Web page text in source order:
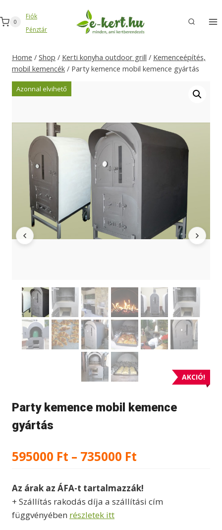
to
content
0
Fiók
Pénztár
Home / Shop / Kerti konyha outdoor grill / Kemenceépítés,
mobil kemencék / Party kemence mobil kemence gyártás
AKCIÓ!
Azonnal elvihető
Party kemence mobil kemence
gyártás
595000 Ft – 735000 Ft
-
Az árak az ÁFA-t tartalmazzák!
+ Szállítás rakodás díja a szállítási cím
függvényében részletek itt